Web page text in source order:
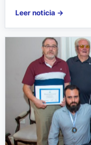
Leer noticia →